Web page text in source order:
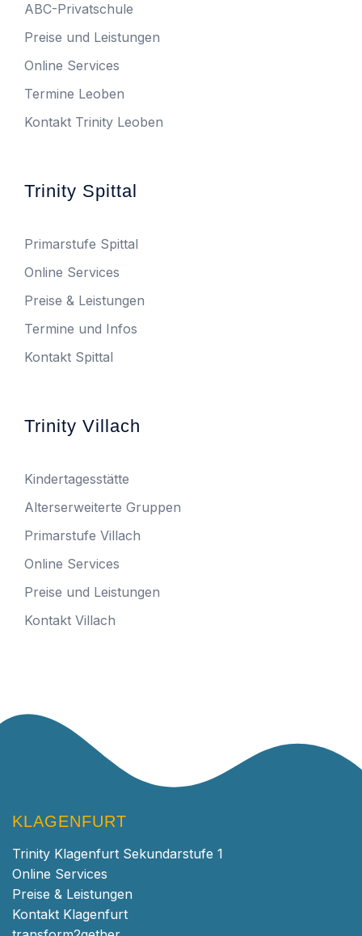
ABC-Privatschule
Preise und Leistungen
Online Services
Termine Leoben
Kontakt Trinity Leoben
Trinity Spittal
Primarstufe Spittal
Online Services
Preise & Leistungen
Termine und Infos
Kontakt Spittal
Trinity Villach
Kindertagesstätte
Alterserweiterte Gruppen
Primarstufe Villach
Online Services
Preise und Leistungen
Kontakt Villach
KLAGENFURT
Trinity Klagenfurt Sekundarstufe 1
Online Services
Preise & Leistungen
Kontakt Klagenfurt